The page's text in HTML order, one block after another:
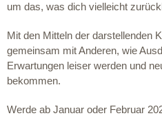
um das, was dich vielleicht
Mit den Mitteln der darstellenden
gemeinsam mit Anderen, wie
Erwartungen leiser werden und
bekommen.
Werde ab Januar oder Februar